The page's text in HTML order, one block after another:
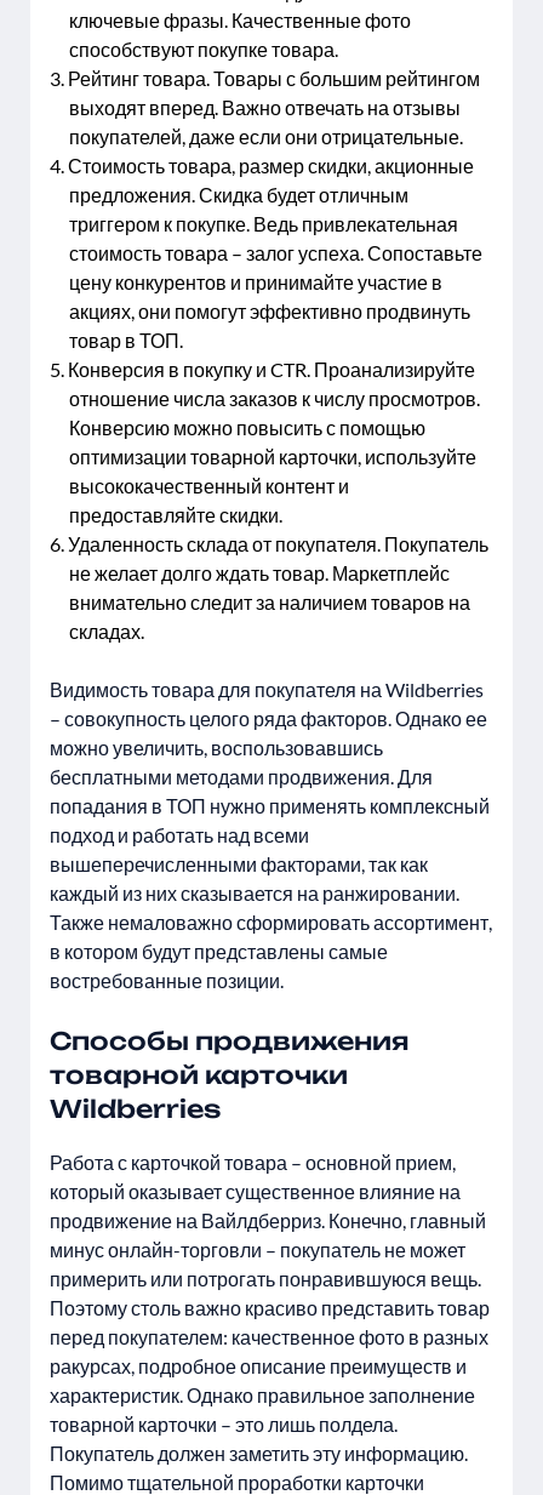
ключевые фразы. Качественные фото
способствуют покупке товара.
Рейтинг товара. Товары с большим рейтингом
выходят вперед. Важно отвечать на отзывы
покупателей, даже если они отрицательные.
Стоимость товара, размер скидки, акционные
предложения. Скидка будет отличным
триггером к покупке. Ведь привлекательная
стоимость товара – залог успеха. Сопоставьте
цену конкурентов и принимайте участие в
акциях, они помогут эффективно продвинуть
товар в ТОП.
Конверсия в покупку и CTR. Проанализируйте
отношение числа заказов к числу просмотров.
Конверсию можно повысить с помощью
оптимизации товарной карточки, используйте
высококачественный контент и
предоставляйте скидки.
Удаленность склада от покупателя. Покупатель
не желает долго ждать товар. Маркетплейс
внимательно следит за наличием товаров на
складах.
Видимость товара для покупателя на Wildberries
– совокупность целого ряда факторов. Однако ее
можно увеличить, воспользовавшись
бесплатными методами продвижения. Для
попадания в ТОП нужно применять комплексный
подход и работать над всеми
вышеперечисленными факторами, так как
каждый из них сказывается на ранжировании.
Также немаловажно сформировать ассортимент,
в котором будут представлены самые
востребованные позиции.
Способы продвижения
товарной карточки
Wildberries
Работа с карточкой товара – основной прием,
который оказывает существенное влияние на
продвижение на Вайлдберриз. Конечно, главный
минус онлайн-торговли – покупатель не может
примерить или потрогать понравившуюся вещь.
Поэтому столь важно красиво представить товар
перед покупателем: качественное фото в разных
ракурсах, подробное описание преимуществ и
характеристик. Однако правильное заполнение
товарной карточки – это лишь полдела.
Покупатель должен заметить эту информацию.
Помимо тщательной проработки карточки